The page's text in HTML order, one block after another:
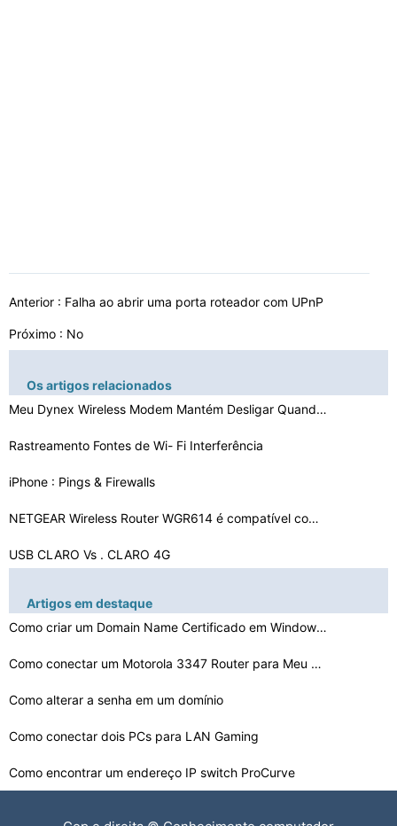
Anterior : Falha ao abrir uma porta roteador com UPnP
Próximo : No
Os artigos relacionados
Meu Dynex Wireless Modem Mantém Desligar Quando o sina…
Rastreamento Fontes de Wi- Fi Interferência
iPhone : Pings & Firewalls
NETGEAR Wireless Router WGR614 é compatível com uma W…
USB CLARO Vs . CLARO 4G
Falha ao abrir uma porta roteador com UPnP
Explicação da grade Antenas
Artigos em destaque
Como criar um Domain Name Certificado em Windows XP
Como conectar um Motorola 3347 Router para Meu Computad…
Como alterar a senha em um domínio
Como conectar dois PCs para LAN Gaming
Como encontrar um endereço IP switch ProCurve